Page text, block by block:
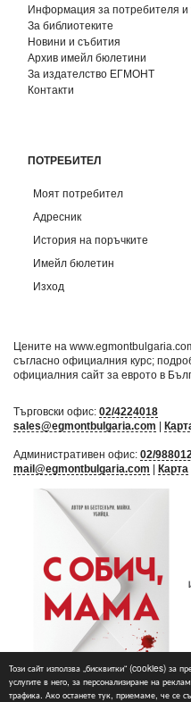
Този сайт използва „бисквитки“ (cookies) за
услугите в него, за персонализиране на
трафика. Ако останете тук, приемаме, че се
Информация за потребителя и
За библиотеките
Новини и събития
Архив имейл бюлетини
За издателство ЕГМОНТ
Контакти
ПОТРЕБИТЕЛ
Моят потребител
Адресник
История на поръчките
Имейл бюлетин
Изход
Цените на
съгласно официалния курс;
официалния сайт за еврото в
Търговски офис: 02/4224018
sales@egmontbulgaria.com |
Административен офис: 02/
mail@egmontbulgaria.com | Карта